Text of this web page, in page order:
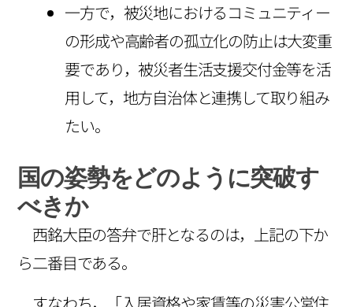
一方で，被災地におけるコミュニティー
の形成や高齢者の孤立化の防止は大変重
要であり，被災者生活支援交付金等を活
用して，地方自治体と連携して取り組み
たい。
国の姿勢をどのように突破す
べきか
西銘大臣の答弁で肝となるのは，上記の下か
ら二番目である。